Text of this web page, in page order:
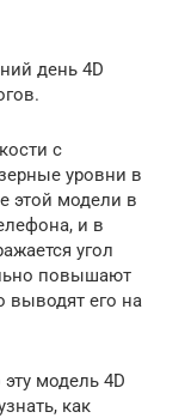
день 4D
с
уровни в
этой модели в
и в
угол
повышают
выводят его на
модель 4D
как